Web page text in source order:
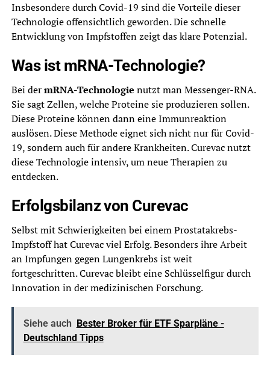
Insbesondere durch Covid-19 sind die Vorteile dieser
Technologie offensichtlich geworden. Die schnelle
Entwicklung von Impfstoffen zeigt das klare Potenzial.
Was ist mRNA-Technologie?
Bei dermRNA-Technologie nutzt man Messenger-RNA.
Sie sagt Zellen, welche Proteine sie produzieren sollen.
Diese Proteine können dann eine Immunreaktion
auslösen. Diese Methode eignet sich nicht nur für Covid-
19, sondern auch für andere Krankheiten. Curevac nutzt
diese Technologie intensiv, um neue Therapien zu
entdecken.
Erfolgsbilanz von Curevac
Selbst mit Schwierigkeiten bei einem Prostatakrebs-
Impfstoff hat Curevac viel Erfolg. Besonders ihre Arbeit
an Impfungen gegen Lungenkrebs ist weit
fortgeschritten. Curevac bleibt eine Schlüsselfigur durch
Innovation in der medizinischen Forschung.
Siehe auch Bester Broker für ETF Sparpläne -
Deutschland Tipps